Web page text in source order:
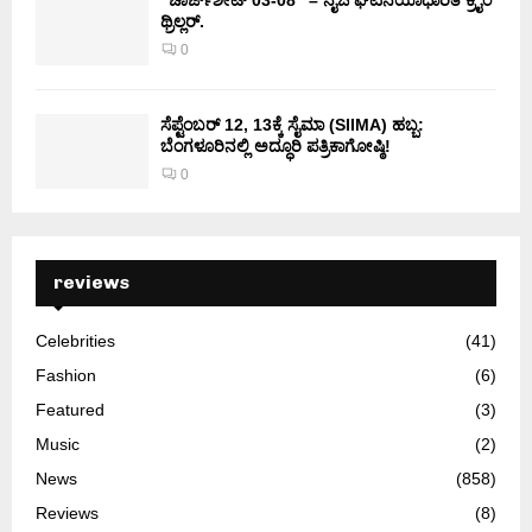
ಥ್ರಿಲ್ಲರ್.
0
ಸೆಪ್ಟೆಂಬರ್ 12, 13ಕ್ಕೆ ಸೈಮಾ (SIIMA) ಹಬ್ಬ:
ಬೆಂಗಳೂರಿನಲ್ಲಿ ಅದ್ಧೂರಿ ಪತ್ರಿಕಾಗೋಷ್ಠಿ!
0
reviews
Celebrities
(41)
Fashion
(6)
Featured
(3)
Music
(2)
News
(858)
Reviews
(8)